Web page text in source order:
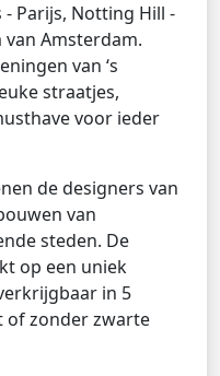
- Parijs, Notting Hill -
Amsterdam.
van ‘s
straatjes,
voor ieder
de designers van
van
steden. De
op een uniek
in 5
of zonder zwarte